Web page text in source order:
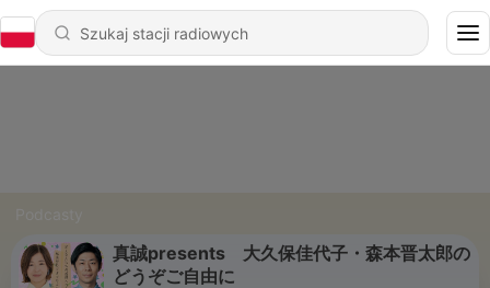
真誠presents 大久保佳代子・森本晋太郎の
どうぞご自由に